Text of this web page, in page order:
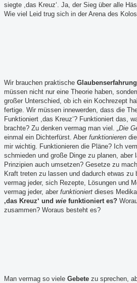
siegte ,das Kreuz‘. Ja, der Sieg über alle
Wie viel Leid trug sich in der Arena des
Wir brauchen praktische
müssen nicht nur eine Theorie haben,
großer Unterschied, ob ich ein Kochrezept
fertige. Wir müssen innewerden, dass die
Funktioniert ,das Kreuz‘? Funktioniert das,
brachte? Zu denken vermag man viel.
„Die
einmal ein Dichterfürst. Aber funktionieren
mir wichtig. Funktionieren die Pläne? Ich
schmieden und große Dinge zu planen, aber
Prinzipien auch umsetzen? Gesetze zu
Kraft treten zu lassen und dadurch etwas zu
vermag jeder, sich Rezepte, Lösungen und
vermag jeder, aber funktioniert dieses
,das Kreuz‘ und wie funktioniert es?
zusammen? Woraus besteht es?
Man vermag so viele Gebete zu sprechen,